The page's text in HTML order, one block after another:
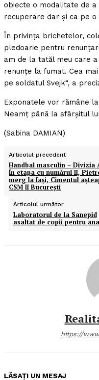
obiecte o modalitate de
recuperare dar şi ca pe
În privinţa brichetelor,
pledoarie pentru
am de la tatăl meu care
renunţe la fumat. Cea
pe soldatul Svejk“, a
Exponatele vor rămâne
Neamţ până la sfârşitul
(Sabina DAMIAN)
Articolul precedent
Handbal masculin – Divizia
În etapa cu numărul II,
merg la Iaşi, Cimentul
CSM II Bucureşti
Articolul următor
Laboratorul de la Sanepid
asaltat de copii pentru
https://
LĂSAȚI UN MESAJ